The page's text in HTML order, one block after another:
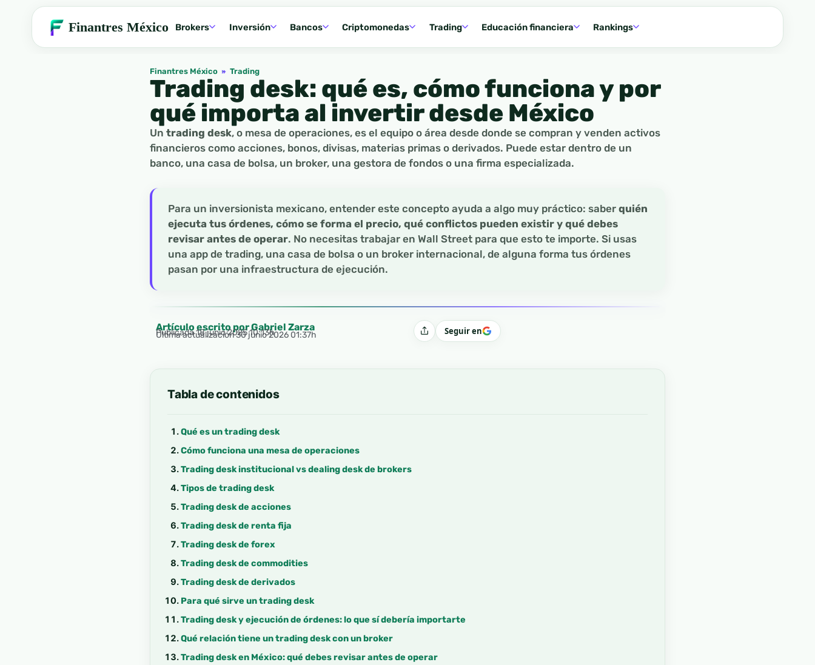
Finantres México Brokers Inversión Bancos Criptomonedas Trading Educación financiera Rankings
Finantres México » Trading
Trading desk: qué es, cómo funciona y por
qué importa al invertir desde México
Un trading desk, o mesa de operaciones, es el equipo o área desde donde se compran y venden activos
financieros como acciones, bonos, divisas, materias primas o derivados. Puede estar dentro de un
banco, una casa de bolsa, un broker, una gestora de fondos o una firma especializada.
Para un inversionista mexicano, entender este concepto ayuda a algo muy práctico: saber quién
ejecuta tus órdenes, cómo se forma el precio, qué conflictos pueden existir y qué debes
revisar antes de operar. No necesitas trabajar en Wall Street para que esto te importe. Si usas
una app de trading, una casa de bolsa o un broker internacional, de alguna forma tus órdenes
pasan por una infraestructura de ejecución.
Artículo escrito por Gabriel Zarza
Publicada18 junio 2025 10:13h
Última actualización 30 junio 2026 01:37h CompartirSeguir en
Tabla de contenidos
Qué es un trading desk
Cómo funciona una mesa de operaciones
Trading desk institucional vs dealing desk de brokers
Tipos de trading desk
Trading desk de acciones
Trading desk de renta fija
Trading desk de forex
Trading desk de commodities
Trading desk de derivados
Para qué sirve un trading desk
Trading desk y ejecución de órdenes: lo que sí debería importarte
Qué relación tiene un trading desk con un broker
Trading desk en México: qué debes revisar antes de operar